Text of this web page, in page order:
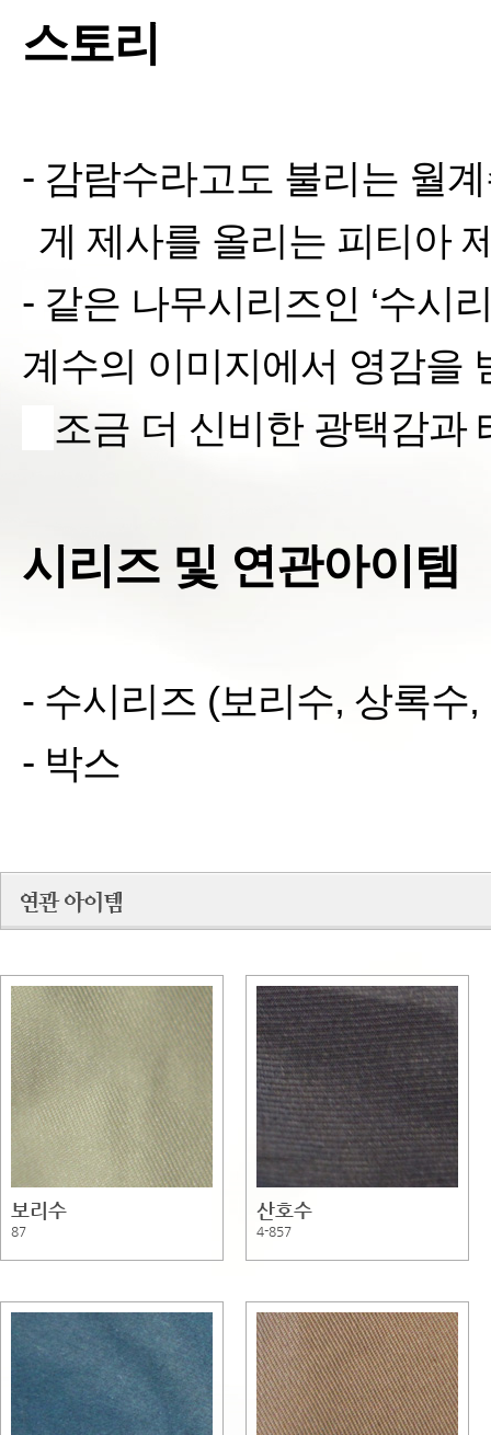
스토리
- 감람수라고도 불리는 월
게 제사를 올리는 피티아
- 같은 나무시리즈인 ‘수시
계수의 이미지에서 영감을
조금 더 신비한 광택감과
시리즈 및 연관아이템
- 수시리즈 (보리수, 상록수,
- 박스
보리수
87
산호수
4-857